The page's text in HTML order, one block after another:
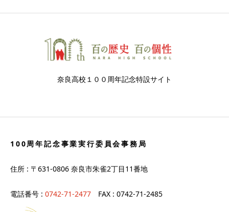
奈良高校１００周年記念特設サイト
100周年記念事業実行委員会事務局
住所 : 〒631-0806 奈良市朱雀2丁目11番地
電話番号 : 0742-71-2477 FAX : 0742-71-2485